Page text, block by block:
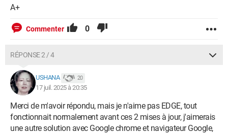
A+
Commenter 0
RÉPONSE 2 / 4
USHANA 20
17 juil. 2025 à 20:35
Merci de m'avoir répondu, mais je n'aime pas EDGE, tout
fonctionnait normalement avant ces 2 mises à jour, j'aimerais
une autre solution avec Google chrome et navigateur Google,